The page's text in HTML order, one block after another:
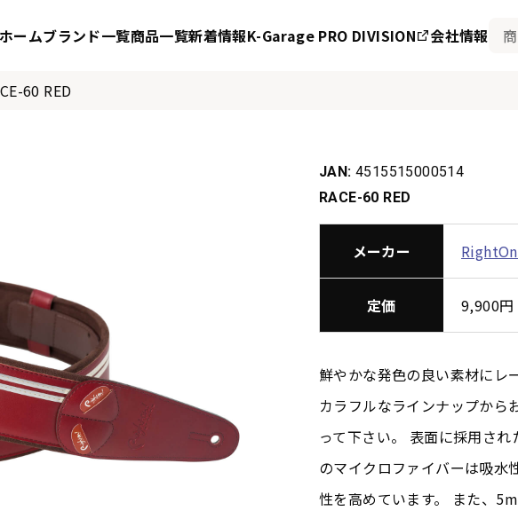
ホームブランド一覧商品一覧新着情報K-Garage PRO DIVISION 会社情報
60 RED
JAN: 4515515000514
RACE-60 RED
メーカー
定価 9,900円
鮮やかな発色の良い素材にレ
カラフルなラインナップから
って下さい。 表面に採用さ
のマイクロファイバーは吸水
性を高めています。 また、